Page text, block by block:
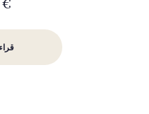
9,50
قراءة